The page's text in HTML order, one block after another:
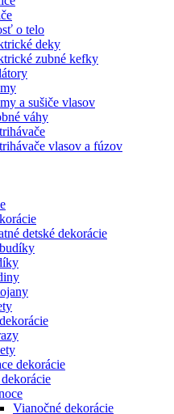
o telo
deky
zubné kefky
a sušiče vlasov
váhy
vlasov a fúzov
detské dekorácie
dekorácie
Vianočné dekorácie